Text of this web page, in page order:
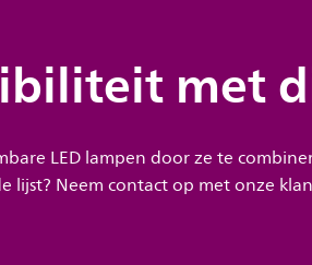
met
LED lampen door ze te
lijst? Neem contact op met onze